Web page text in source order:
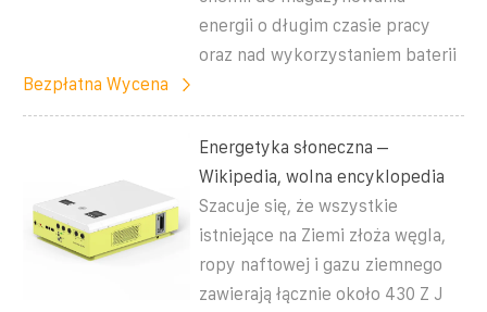
energii o długim czasie pracy
oraz nad wykorzystaniem baterii
Bezpłatna Wycena
Energetyka słoneczna –
Wikipedia, wolna encyklopedia
Szacuje się, że wszystkie
istniejące na Ziemi złoża węgla,
ropy naftowej i gazu ziemnego
zawierają łącznie około 430 Z J